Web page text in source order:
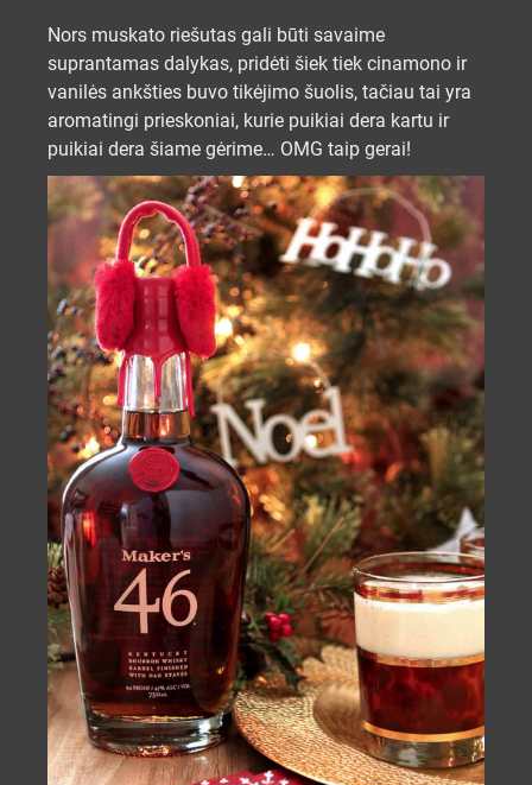
Nors muskato riešutas gali būti savaime
suprantamas dalykas, pridėti šiek tiek cinamono ir
vanilės ankšties buvo tikėjimo šuolis, tačiau tai yra
aromatingi prieskoniai, kurie puikiai dera kartu ir
puikiai dera šiame gėrime… OMG taip gerai!